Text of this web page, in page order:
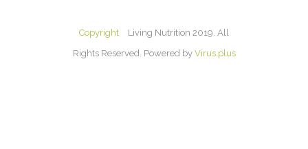
Copyright
Living Nutrition 2019. All
Rights Reserved. Powered by Virus.plus